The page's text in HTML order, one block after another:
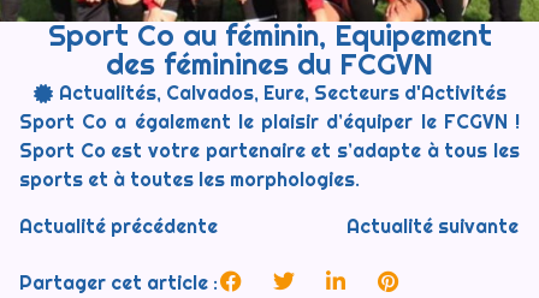
Sport Co au féminin, Equipement
des féminines du FCGVN
Actualités, Calvados, Eure, Secteurs d'Activités
Sport Co a également le plaisir d’équiper le FCGVN !
Sport Co est votre partenaire et s’adapte à tous les
sports et à toutes les morphologies.
Actualité précédente
Actualité suivante
Partager cet article :